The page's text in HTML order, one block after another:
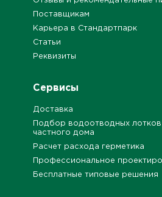
Поставщикам
Карьера в Стандартпарк
Статьи
Реквизиты
Сервисы
Доставка
Подбор водоотводных
частного дома
Расчет расхода герметика
Профессиональное
Бесплатные типовые решения